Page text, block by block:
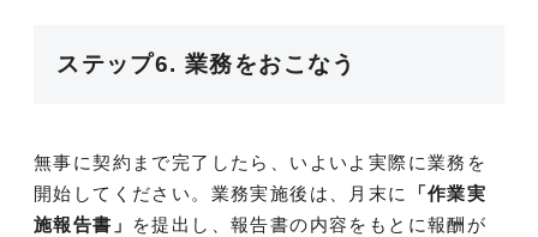
ステップ6. 業務をおこなう
無事に契約まで完了したら、いよいよ実際に業務を
開始してください。業務実施後は、月末に
「作業実
施報告書」
を提出し、報告書の内容をもとに報酬が